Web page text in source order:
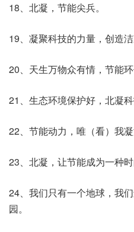
18、北凝，节能尖兵。
19、凝聚科技的力量，创造
20、天生万物众有情，节能环
21、生态环境保护好，北凝科
22、节能动力，唯（看）我凝
23、北凝，让节能成为一种时
24、我们只有一个地球，我
园。